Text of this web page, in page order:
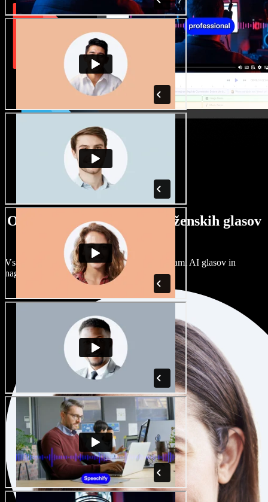
Ogromna izbira moških in ženskih glasov
ter naglasov
Vsak projekt je unikaten. Izbirajte med stotinami AI glasov in
naglasov ter jih prilagodite po svoje.